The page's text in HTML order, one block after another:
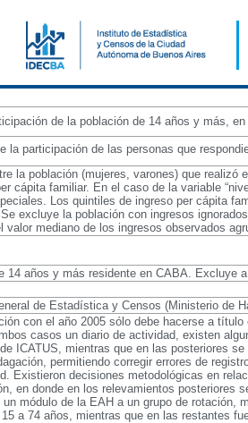
de la población de 14 años y más,
la participación de las personas que
la población (mujeres, varones) que
cápita familiar. En el caso de la variable
Los quintiles de ingreso per cápita
excluye la población con ingresos
valor mediano de los ingresos observados
14 años y más residente en CABA. Excluye
de Estadística y Censos (Ministerio de
con el año 2005 sólo debe hacerse a
casos un diario de actividad, existen
ICATUS, mientras que en las posteriores
permitiendo corregir errores de
Existieron decisiones metodológicas en
en donde en los relevamientos posteriores
módulo de la EAH a un grupo de rotación,
a 74 años, mientras que en las restantes